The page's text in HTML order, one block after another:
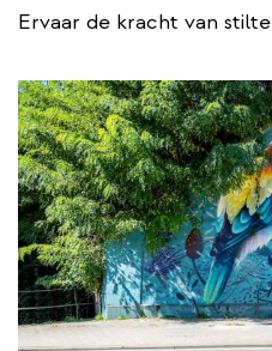
Ervaar de kracht van stilte